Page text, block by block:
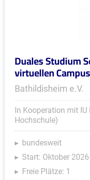
Duales Studium
virtuellen
Bathildisheim e.V.
In Kooperation mit
Hochschule)
bundesweit
Start: Oktober 2026
Freie Plätze: 1